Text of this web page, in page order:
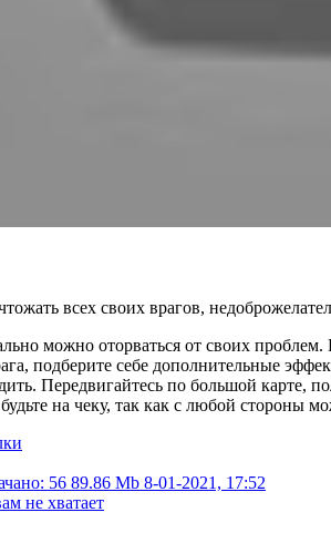
всех своих врагов,
можно оторваться от своих
подберите себе дополнительные
Передвигайтесь по большой карте,
на чеку, так как с любой стороны
56 89.86 Mb 8-01-2021, 17:52
не хватает